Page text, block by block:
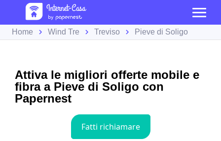
Home Wind Tre Treviso Pieve di Soligo